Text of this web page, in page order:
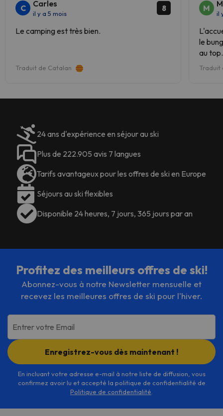
appartements Cardós
pour des
vacances différentes dans les
C Carles
il y a 5 mois
8
Le camping est très bien.
Traduit de Catalan
M
il
le
au
que
Traduit
24 ans d'expérience en séjour au ski
Plus de 222.905 avis 7 langues
Tarifs avantageux pour les offres de ski en Europe
Séjours au ski flexibles
Disponible 24 heures, 7 jours, 365 jours par an
Profitez des meilleurs offres de ski!
Abonnez-vous à notre Newsletter mensuelle et
recevez les meilleures offres de ski pour l'hiver.
Entrer votre Email
Enregistrez-vous dès maintenant !
En incluant votre adresse e-mail à notre liste de diffusion, vous
confirmez avoir lu et accepté la politique de confidentialité de
Politique de confidentialité